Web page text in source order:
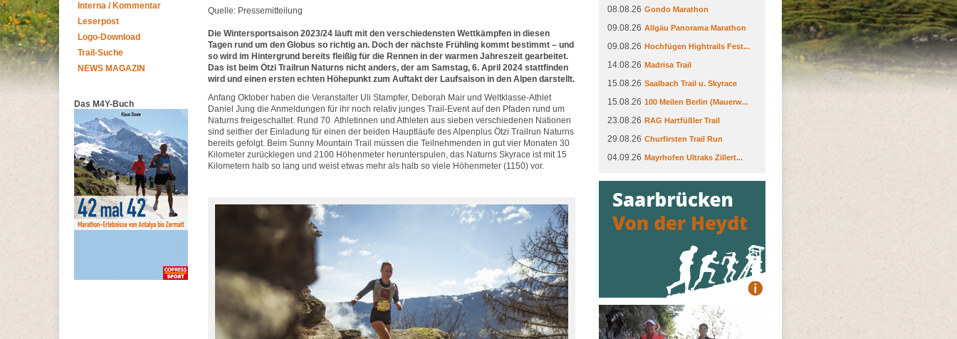
Interna / Kommentar
Leserpost
Logo-Download
Trail-Suche
NEWS MAGAZIN
Das M4Y-Buch
Quelle: Pressemitteilung
Die Wintersportsaison 2023/24 läuft mit den verschiedensten Wettkämpfen in diesen
Tagen rund um den Globus so richtig an. Doch der nächste Frühling kommt bestimmt – und
so wird im Hintergrund bereits fleißig für die Rennen in der warmen Jahreszeit gearbeitet.
Das ist beim Ötzi Trailrun Naturns nicht anders, der am Samstag, 6. April 2024 stattfinden
wird und einen ersten echten Höhepunkt zum Auftakt der Laufsaison in den Alpen darstellt.
Anfang Oktober haben die Veranstalter Uli Stampfer, Deborah Mair und Weltklasse-Athlet
Daniel Jung die Anmeldungen für ihr noch relativ junges Trail-Event auf den Pfaden rund um
Naturns freigeschaltet. Rund 70 Athletinnen und Athleten aus sieben verschiedenen Nationen
sind seither der Einladung für einen der beiden Hauptläufe des Alpenplus Ötzi Trailrun Naturns
bereits gefolgt. Beim Sunny Mountain Trail müssen die Teilnehmenden in gut vier Monaten 30
Kilometer zurücklegen und 2100 Höhenmeter herunterspulen, das Naturns Skyrace ist mit 15
Kilometern halb so lang und weist etwas mehr als halb so viele Höhenmeter (1150) vor.
08.08.26 Gondo Marathon
09.08.26 Allgäu Panorama Marathon
09.08.26 Hochfügen Hightrails Fest...
14.08.26 Madrisa Trail
15.08.26 Saalbach Trail u. Skyrace
15.08.26 100 Meilen Berlin (Mauerw...
23.08.26 RAG Hartfüßler Trail
29.08.26 Churfirsten Trail Run
04.09.26 Mayrhofen Ultraks Zillert...